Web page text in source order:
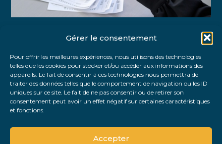
Gérer le consentement
Pour offrir les meilleures expériences, nous utilisons des technologies
telles que les cookies pour stocker et/ou accéder aux informations des
appareils. Le fait de consentir à ces technologies nous permettra de
traiter des données telles que le comportement de navigation ou les ID
uniques sur ce site. Le fait de ne pas consentir ou de retirer son
consentement peut avoir un effet négatif sur certaines caractéristiques
et fonctions.
Accepter
FaceBook
TwitterLinkedIn